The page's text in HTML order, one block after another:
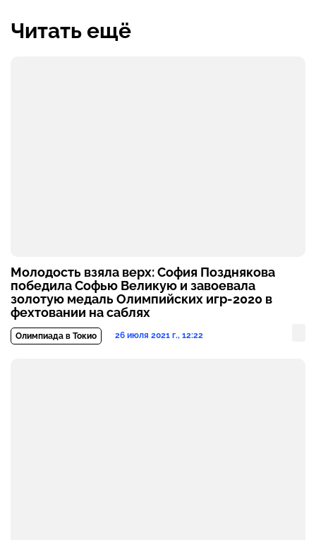
Читать ещё
Молодость взяла верх: София Позднякова
победила Софью Великую и завоевала
золотую медаль Олимпийских игр-2020 в
фехтовании на саблях
Олимпиада в Токио 26 июля 2021 г., 12:22